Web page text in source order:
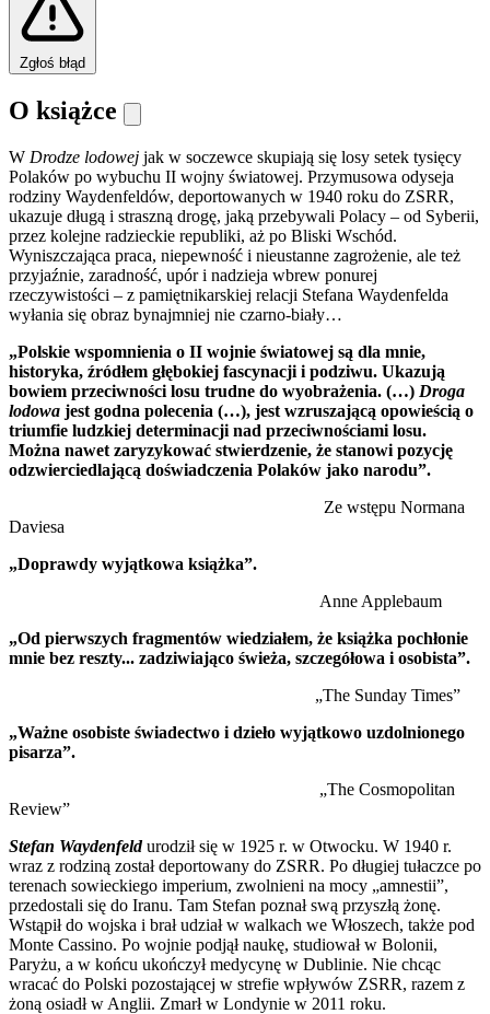
Zgłoś błąd
O książce
W Drodze lodowej jak w soczewce skupiają się losy setek tysięcy
Polaków po wybuchu II wojny światowej. Przymusowa odyseja
rodziny Waydenfeldów, deportowanych w 1940 roku do ZSRR,
ukazuje długą i straszną drogę, jaką przebywali Polacy – od Syberii,
przez kolejne radzieckie republiki, aż po Bliski Wschód.
Wyniszczająca praca, niepewność i nieustanne zagrożenie, ale też
przyjaźnie, zaradność, upór i nadzieja wbrew ponurej
rzeczywistości – z pamiętnikarskiej relacji Stefana Waydenfelda
wyłania się obraz bynajmniej nie czarno-biały…
„Polskie wspomnienia o II wojnie światowej są dla mnie,
historyka, źródłem głębokiej fascynacji i podziwu. Ukazują
bowiem przeciwności losu trudne do wyobrażenia. (…) Droga
lodowa jest godna polecenia (…), jest wzruszającą opowieścią o
triumfie ludzkiej determinacji nad przeciwnościami losu.
Można nawet zaryzykować stwierdzenie, że stanowi pozycję
odzwierciedlającą doświadczenia Polaków jako narodu”.
Ze wstępu Normana
Daviesa
„Doprawdy wyjątkowa książka”.
Anne Applebaum
„Od pierwszych fragmentów wiedziałem, że książka pochłonie
mnie bez reszty... zadziwiająco świeża, szczegółowa i osobista”.
„The Sunday Times”
„Ważne osobiste świadectwo i dzieło wyjątkowo uzdolnionego
pisarza”.
„The Cosmopolitan
Review”
Stefan Waydenfeldurodził się w 1925 r. w Otwocku. W 1940 r.
wraz z rodziną został deportowany do ZSRR. Po długiej tułaczce po
terenach sowieckiego imperium, zwolnieni na mocy „amnestii”,
przedostali się do Iranu. Tam Stefan poznał swą przyszłą żonę.
Wstąpił do wojska i brał udział w walkach we Włoszech, także pod
Monte Cassino. Po wojnie podjął naukę, studiował w Bolonii,
Paryżu, a w końcu ukończył medycynę w Dublinie. Nie chcąc
wracać do Polski pozostającej w strefie wpływów ZSRR, razem z
żoną osiadł w Anglii. Zmarł w Londynie w 2011 roku.